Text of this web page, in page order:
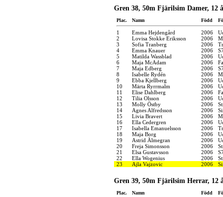
Gren 38, 50m Fjärilsim Damer, 12
Plac. Namn Född
1 Emma Hejdengård 2006
2
Lovisa Stokke Eriksson 2006
3
Sofia Tranberg 2006
4
Emma Knauer 2006
5
Matilda Wassblad 2006
6
Maja McAdam 2006
7
Maja Edberg 2006
8
Isabelle Rydén 2006
9
Ebba Kjellberg 2006
10
Märta Ryrrmalm 2006
11
Elise Dahlberg 2006
12
Tilia Olsson 2006
13
Molly Östby 2006
14
Agnes Alfredsson 2006
15
Livia Bravert 2006
16
Ella Cedergren 2006
17
Isabella Emanuelsson 2006
18
Maja Borg 2006
19
Astrid Älmegran 2006
20
Freja Simonsson 2006
21
Elsa Gustavsson 2006
22
Ella Wogenius 2006
23
Ajla Vajzovic 2006
Gren 39, 50m Fjärilsim Herrar, 12
Plac. Namn Född